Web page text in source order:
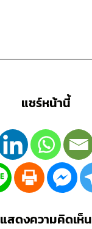
แชร์หน้านี้
แสดงความคิดเห็น